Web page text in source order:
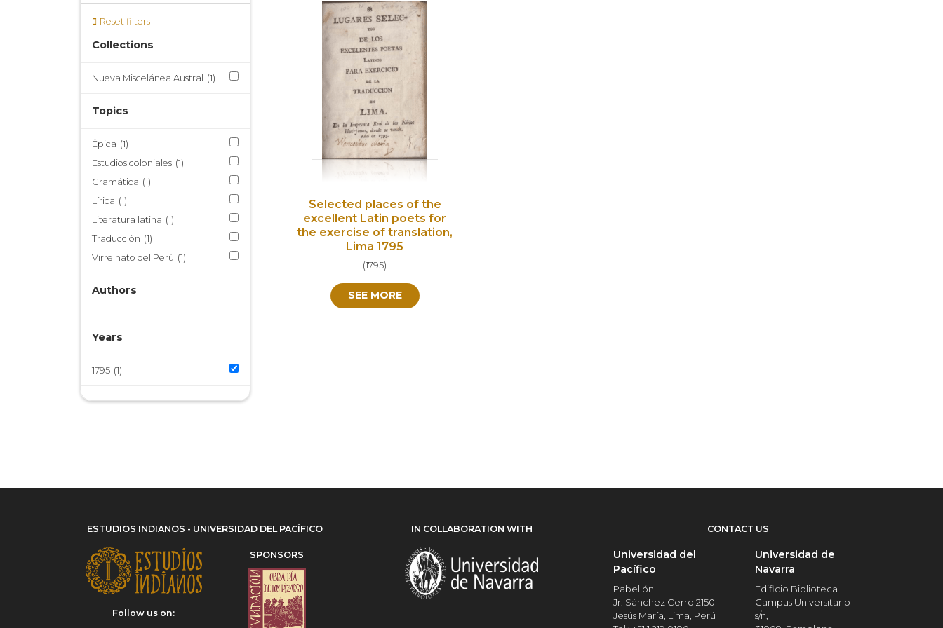
Reset filters
Collections
Nueva Miscelánea Austral (1)
Topics
Épica (1)
Estudios coloniales (1)
Gramática (1)
Lírica (1)
Literatura latina (1)
Traducción (1)
Virreinato del Perú (1)
Authors
Years
1795 (1)
Selected places of the
excellent Latin poets for
the exercise of translation,
Lima 1795
(1795)
SEE MORE
ESTUDIOS INDIANOS - UNIVERSIDAD DEL PACÍFICO
Follow us on:
SPONSORS
IN COLLABORATION WITH CONTACT US
Universidad del
Pacífico
Pabellón I
Jr. Sánchez Cerro 2150
Jesús María, Lima, Perú
Universidad de
Navarra
Edificio Biblioteca
Campus Universitario
s/n,